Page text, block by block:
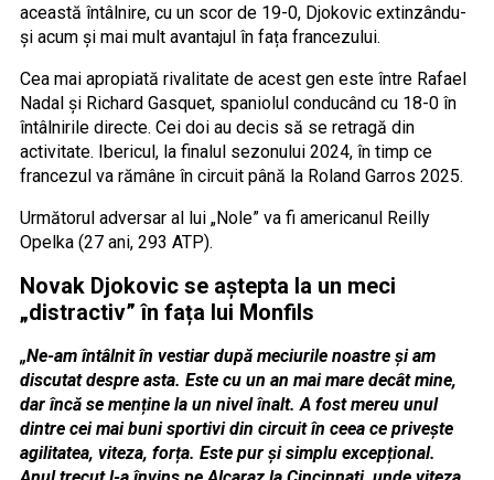
această întâlnire, cu un scor de 19-0, Djokovic extinzându-
și acum și mai mult avantajul în fața francezului.
Cea mai apropiată rivalitate de acest gen este între Rafael
Nadal și Richard Gasquet, spaniolul conducând cu 18-0 în
întâlnirile directe. Cei doi au decis să se retragă din
activitate. Ibericul, la finalul sezonului 2024, în timp ce
francezul va rămâne în circuit până la Roland Garros 2025.
Următorul adversar al lui „Nole” va fi americanul Reilly
Opelka (27 ani, 293 ATP).
Novak Djokovic se aștepta la un meci
„distractiv” în fața lui Monfils
„Ne-am întâlnit în vestiar după meciurile noastre și am
discutat despre asta. Este cu un an mai mare decât mine,
dar încă se menține la un nivel înalt. A fost mereu unul
dintre cei mai buni sportivi din circuit în ceea ce privește
agilitatea, viteza, forța. Este pur și simplu excepțional.